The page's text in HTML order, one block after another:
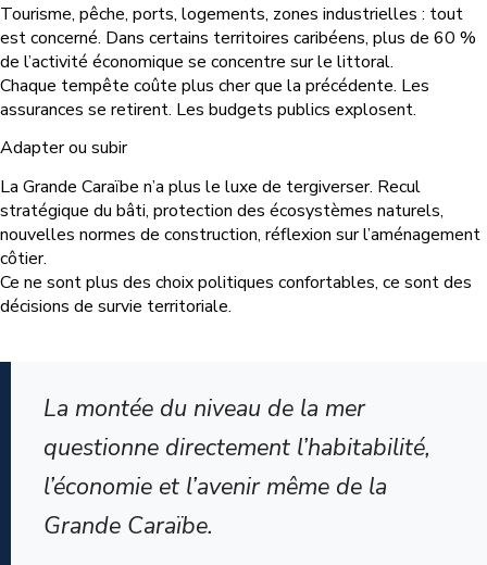
Tourisme, pêche, ports, logements, zones industrielles : tout
est concerné. Dans certains territoires caribéens, plus de 60 %
de l’activité économique se concentre sur le littoral.
Chaque tempête coûte plus cher que la précédente. Les
assurances se retirent. Les budgets publics explosent.
Adapter ou subir
La Grande Caraïbe n’a plus le luxe de tergiverser. Recul
stratégique du bâti, protection des écosystèmes naturels,
nouvelles normes de construction, réflexion sur l’aménagement
côtier.
Ce ne sont plus des choix politiques confortables, ce sont des
décisions de survie territoriale.
La montée du niveau de la mer
questionne directement l’habitabilité,
l’économie et l’avenir même de la
Grande Caraïbe.